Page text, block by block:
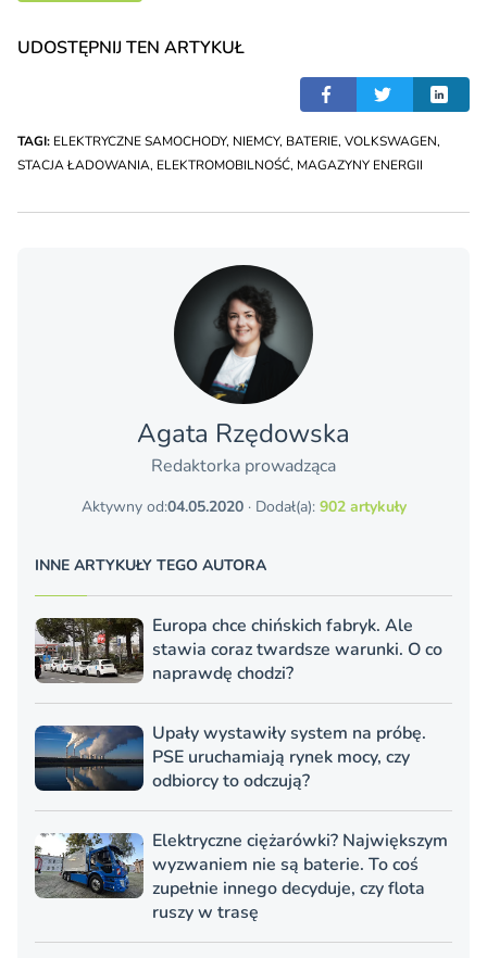
UDOSTĘPNIJ TEN ARTYKUŁ
TAGI: ELEKTRYCZNE SAMOCHODY, NIEMCY, BATERIE, VOLKSWAGEN,
STACJA ŁADOWANIA, ELEKTROMOBILNOŚĆ, MAGAZYNY ENERGII
Agata Rzędowska
Redaktorka prowadząca
Aktywny od:04.05.2020· Dodał(a): 902 artykuły
INNE ARTYKUŁY TEGO AUTORA
Europa chce chińskich fabryk. Ale
stawia coraz twardsze warunki. O co
naprawdę chodzi?
Upały wystawiły system na próbę.
PSE uruchamiają rynek mocy, czy
odbiorcy to odczują?
Elektryczne ciężarówki? Największym
wyzwaniem nie są baterie. To coś
zupełnie innego decyduje, czy flota
ruszy w trasę